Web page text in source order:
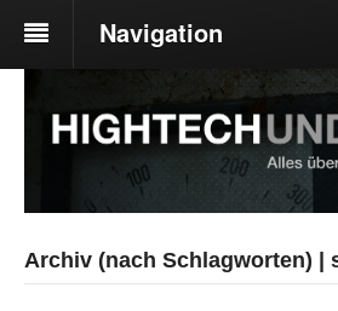
Navigation
Archiv (nach Schlagworten) |